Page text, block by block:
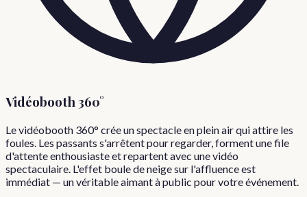
Vidéobooth 360°
Le vidéobooth 360° crée un spectacle en plein air qui attire les
foules. Les passants s'arrêtent pour regarder, forment une file
d'attente enthousiaste et repartent avec une vidéo
spectaculaire. L'effet boule de neige sur l'affluence est
immédiat — un véritable aimant à public pour votre événement.